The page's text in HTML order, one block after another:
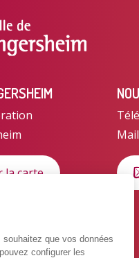
que vos données
configurer les
la carte
6 juillet au 28